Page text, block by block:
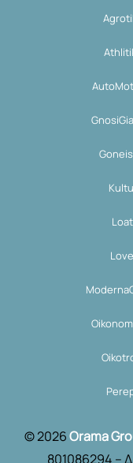
© 2026Orama
801086294 –